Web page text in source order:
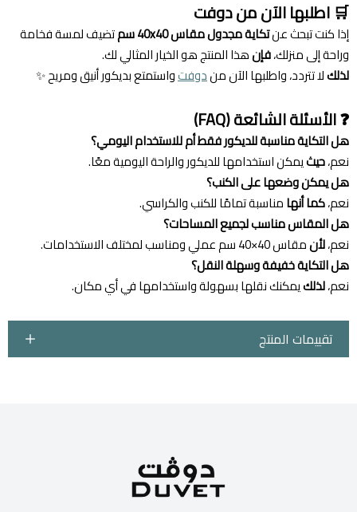
🛒 اطلبها الآن من دوفت
إذا كنت تبحث عنتكاية مجدول مقاس 40x40 سم
تضيف لمسة فخامة
وراحة إلى منزلك،فإنهذا المنتج هو الخيار المثالي لك.
لذلكلا تتردد، واطلبها الآن مندوفتواستمتع بديكور أنيق ومريح ✨
❓ الأسئلة الشائعة (FAQ)
هل التكاية مناسبة للديكور فقط أم للاستخدام اليومي؟
نعم،حيثيمكن استخدامها للديكور والراحة اليومية معًا.
هل يمكن وضعها على الكنب؟
نعم،كما أنهامناسبة تمامًا للكنب والكراسي.
هل المقاس مناسب لجميع المساحات؟
نعم،لأنمقاس 40×40 سم عملي ومناسب لمختلف الاستخدامات.
هل التكاية خفيفة وسهلة النقل؟
نعم،لذلكيمكنك نقلها بسهولة واستخدامها في أي مكان.
تقييمات المنتج